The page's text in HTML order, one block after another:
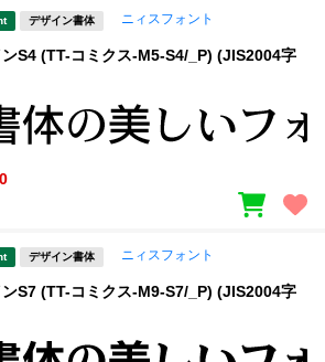
デザイン書体 ニィスフォント
S4 (TT-コミクス-M5-S4/_P) (JIS2004字
デザイン書体 ニィスフォント
S7 (TT-コミクス-M9-S7/_P) (JIS2004字